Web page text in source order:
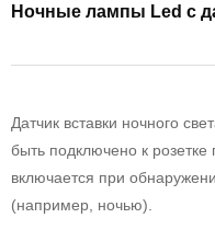
Ночные лампы Led с
Датчик вставки ночного
быть подключено к розетке
включается при
(например, ночью).